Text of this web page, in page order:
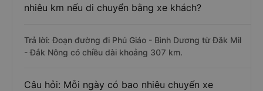
nhiêu km nếu di chuyển bằng xe khách?
Trả lời: Đoạn đường đi Phú Giáo - Bình Dương từ Đăk Mil
- Đắk Nông có chiều dài khoảng 307 km.
Câu hỏi: Mỗi ngày có bao nhiêu chuyến xe